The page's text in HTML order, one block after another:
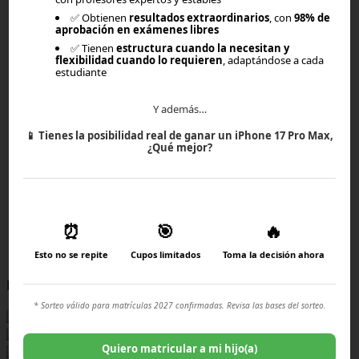
Planes
Empresas
Términos y condiciones
RECONOCIMIENTOS
✅ Obtienen resultados extraordinarios, con98% de
aprobación en exámenes libres
✅ Tienenestructura cuando la necesitan y
flexibilidad cuando lo requieren, adaptándose a cada
estudiante
Y además…
📱 Tienes la posibilidad real de ganar un iPhone 17 Pro Max,
¿Qué mejor?
⏰
Esto no se repite
🎯
Cupos limitados
🔥
Toma la decisión ahora
* Sorteo válido para matrículas 2027 confirmadas. Revisa las bases del sorteo.
Quiero matricular a mi hijo(a)